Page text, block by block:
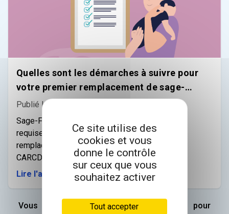
Quelles sont les démarches à suivre pour
votre premier remplacement de sage-
femme ?
Publié le 16/05/2018
Sage-Femme, retrouvez toutes les conditions
requises ainsi que toutes les démarches pour
remplacer en libéral : CNOSF, CPAM, ARS, RCP,
CARCDSF...
Lire l'article
Vous pouvez consulter plusieurs articles pour
Ce site utilise des
cookies et vous
donne le contrôle
sur ceux que vous
souhaitez activer
Tout accepter